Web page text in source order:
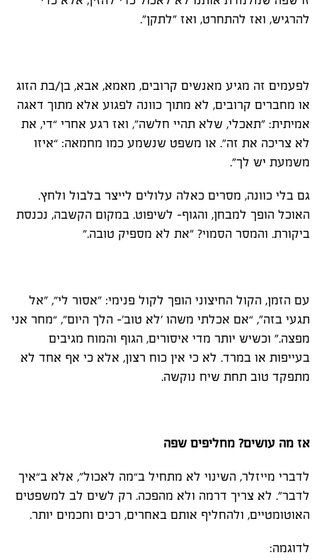
להרגיש, ואז להתחרט, ואז "לתקן".
לפעמים זה מגיע מאנשים קרובים, מאמא, אבא, בן/בת הזוג
או מחברים קרובים, לא מתוך כוונה לפגוע אלא מתוך דאגה
אמיתית: "תאכלי, שלא תהיי חלשה”, ואז רגע אחרי “די, את
לא צריכה את זה”. או משפט שנשמע כמו מחמאה: “איזו
משמעת יש לך".
גם בלי כוונה, מסרים כאלה עלולים לייצר בלבול ולחץ.
האוכל הופך למבחן, והגוף- לשיפוט. במקום הקשבה, נכנסת
ביקורת. והמסר הסמוי? "את לא מספיק טובה.”
עם הזמן, הקול החיצוני הופך לקול פנימי: "אסור לי”, "אל
תגעי בזה", “אם אכלתי משהו 'לא טוב'- הלך היום”, “מחר אני
מפצה." וכשיש יותר מדי איסורים, הגוף והמוח מגיבים
בעייפות או במרד. לא כי אין כוח רצון, אלא כי אף אחד לא
מתפקד טוב תחת שיח נוקשה.
אז מה עושים? מחליפים שפה
לדברי מייזלר, השינוי לא מתחיל ב“מה לאכול”, אלא ב“איך
לדבר". לא צריך דרמה ולא מהפכה. רק לשים לב למשפטים
האוטומטיים, ולהחליף אותם באחרים, רכים וחכמים יותר.
לדוגמה: